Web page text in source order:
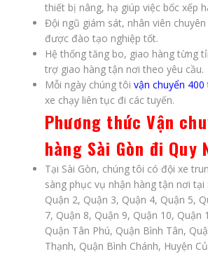
thiết bị nâng, hạ giúp việc bốc xếp
Đội ngũ giám sát, nhân viên chuyên
được đào tạo nghiệp tốt.
Hệ thống tăng bo, giao hàng từng
trợ giao hàng tận nơi theo yêu cầu.
Mỗi ngày chúng tôi vận chuyển
xe chạy liên tục đi các tuyến.
Phương thức Vận
hàng Sài Gòn đi Quy
Tại Sài Gòn, chúng tôi có đội xe
sàng phục vụ nhận hàng tận nơi tại
Quận 2, Quận 3, Quận 4, Quận 5,
7, Quận 8, Quận 9, Quận 10, Quận
Quận Tân Phú, Quận Bình Tân,
Thạnh, Quận Bình Chánh, Huyện